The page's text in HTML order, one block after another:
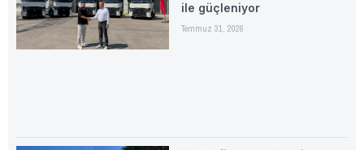
ile güçleniyor
Temmuz 31, 2026